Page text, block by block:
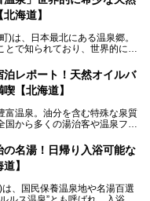
ムの「ONE DAY KIT」を数量
。
月13日配布開始、なくなり次
【PR】
商品のPR記事です。
海道】
)は、日本最北にある温泉郷。
で知られており、世界的にも
地ながらも全国から湯治・療養
。
泉の“天然オイルバス”をレポ
浴施設をはじめ、宿泊施設・ア
レポート！天然オイルバ
【北海道】
富温泉。油分を含む特殊な泉質
から多くの湯治客や温泉ファ
開湯当初から営業する老舗旅
のバター料理に定評があり、
ックスペース・客室など宿の
の名湯！日帰り入浴可能な
】
、国民保養温泉地や名湯百選